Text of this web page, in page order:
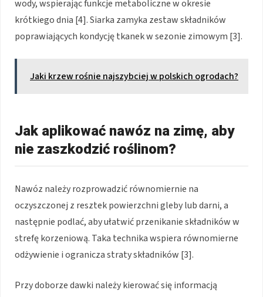
wody, wspierając funkcje metaboliczne w okresie
krótkiego dnia [4]. Siarka zamyka zestaw składników
poprawiających kondycję tkanek w sezonie zimowym [3].
Jaki krzew rośnie najszybciej w polskich ogrodach?
Jak aplikować nawóz na zimę, aby
nie zaszkodzić roślinom?
Nawóz należy rozprowadzić równomiernie na
oczyszczonej z resztek powierzchni gleby lub darni, a
następnie podlać, aby ułatwić przenikanie składników w
strefę korzeniową. Taka technika wspiera równomierne
odżywienie i ogranicza straty składników [3].
Przy doborze dawki należy kierować się informacją